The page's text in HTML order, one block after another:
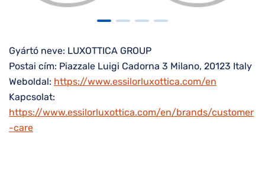
Gyártó neve: LUXOTTICA GROUP
Postai cím: Piazzale Luigi Cadorna 3 Milano, 20123 Italy
Weboldal: https://www.essilorluxottica.com/en
Kapcsolat:
https://www.essilorluxottica.com/en/brands/customer
-care